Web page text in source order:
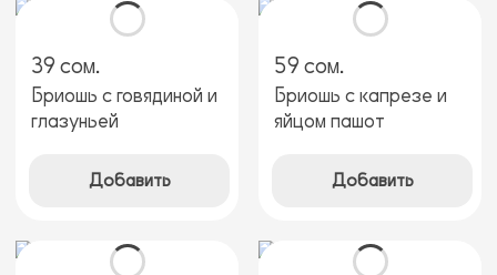
39 сом.
Бриошь с говядиной и
глазуньей
Добавить
59 сом.
Бриошь с капрезе и
яйцом пашот
Добавить